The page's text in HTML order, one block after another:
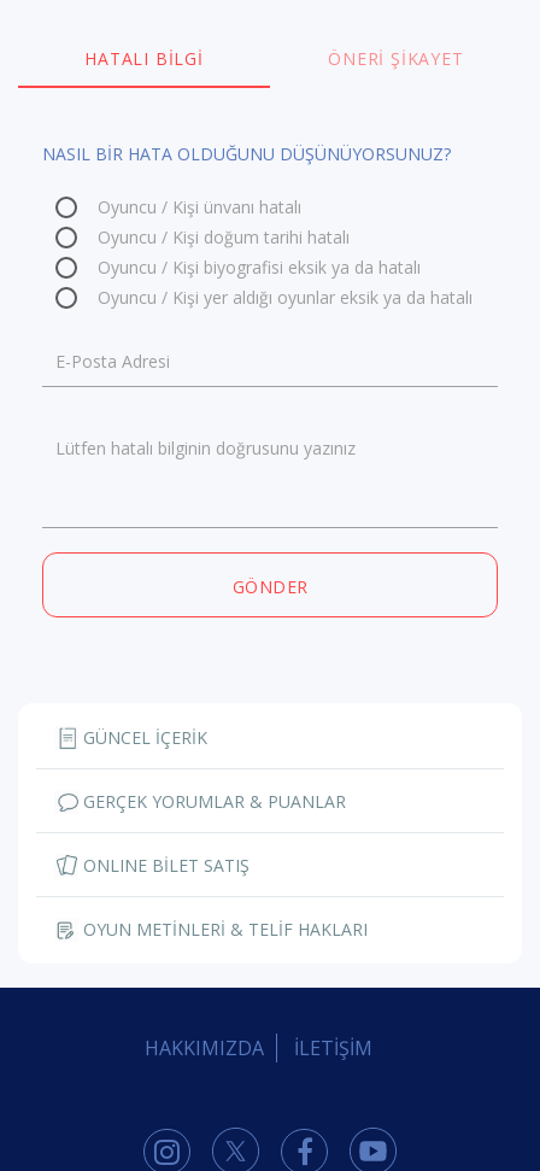
HATALI BILGI ÖNERI ŞIKAYET
NASIL BİR HATA OLDUĞUNU DÜŞÜNÜYORSUNUZ?
Oyuncu / Kişi ünvanı hatalı
Oyuncu / Kişi doğum tarihi hatalı
Oyuncu / Kişi biyografisi eksik ya da hatalı
Oyuncu / Kişi yer aldığı oyunlar eksik ya da hatalı
E-Posta Adresi
Lütfen hatalı bilginin doğrusunu yazınız
GÖNDER
GÜNCEL İÇERİK
GERÇEK YORUMLAR & PUANLAR
ONLINE BİLET SATIŞ
OYUN METİNLERİ & TELİF HAKLARI
HAKKIMIZDA İLETİŞİM